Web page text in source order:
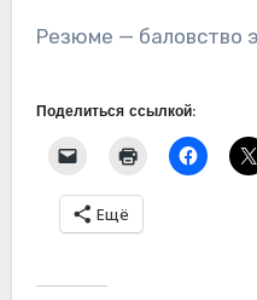
Резюме — баловство
Поделиться ссылкой:
Ещё